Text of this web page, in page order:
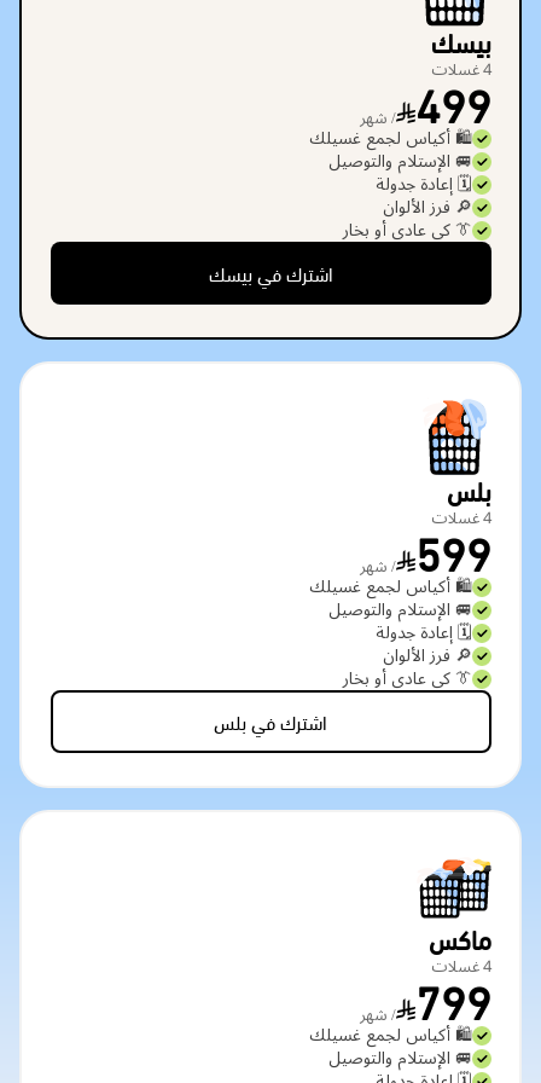
بيسك
4 غسلات
499 / شهر
🛍️ أكياس لجمع غسيلك
🚐 الإستلام والتوصيل
🗓️ إعادة جدولة
🔎 فرز الألوان
👔 كي عادي أو بخار
اشترك في بيسك
بلس
4 غسلات
599 / شهر
🛍️ أكياس لجمع غسيلك
🚐 الإستلام والتوصيل
🗓️ إعادة جدولة
🔎 فرز الألوان
👔 كي عادي أو بخار
اشترك في بلس
ماكس
4 غسلات
799 / شهر
🛍️ أكياس لجمع غسيلك
🚐 الإستلام والتوصيل